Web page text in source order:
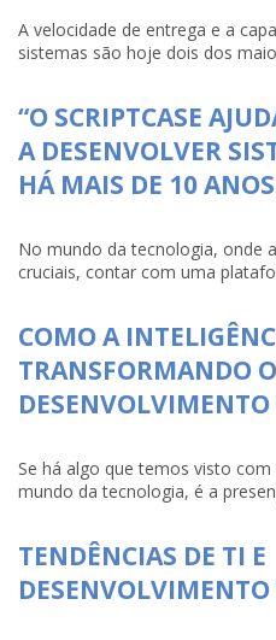
A velocidade de entrega e a
sistemas são hoje dois dos
“O SCRIPTCASE
A DESENVOLVER
HÁ MAIS DE 10
No mundo da tecnologia, onde
cruciais, contar com uma
COMO A
TRANSFORMANDO O
DESENVOLVIMENTO
Se há algo que temos visto
mundo da tecnologia, é a
TENDÊNCIAS DE TI E